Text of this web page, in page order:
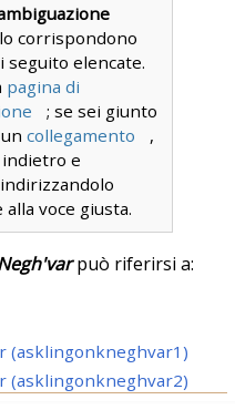
corrispondono
seguito elencate.
pagina di
; se sei giunto
uncollegamento
,
e
voce giusta.
può riferirsi a:
(asklingonkneghvar1)
(asklingonkneghvar2)